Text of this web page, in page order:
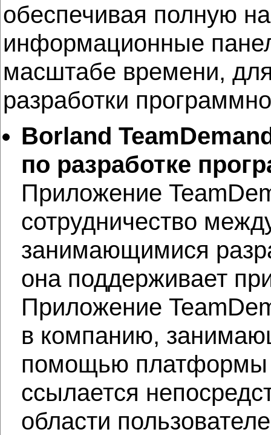
обеспечивая полную
информационные
масштабе времени,
разработки
Borland
по разработке
Приложение
сотрудничество
занимающимися
она поддерживает
Приложение
в компанию,
помощью платформы
ссылается
области